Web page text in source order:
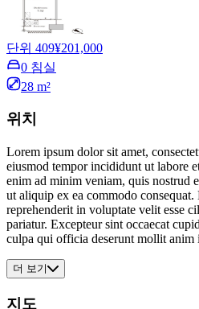
단위 409¥201,000
0 침실
28 m²
위치
Lorem ipsum dolor sit amet,
eiusmod tempor incididunt ut labore
enim ad minim veniam, quis nostrud
ut aliquip ex ea commodo
reprehenderit in voluptate velit esse
pariatur. Excepteur sint occaecat
culpa qui officia deserunt mollit anim
더 보기
지도